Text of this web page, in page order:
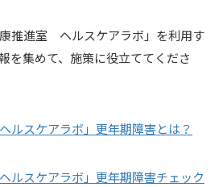
推進室 ヘルスケアラボ」を利用す
を集めて、施策に役立ててくださ
ルスケアラボ」更年期障害とは？
ルスケアラボ」更年期障害チェック